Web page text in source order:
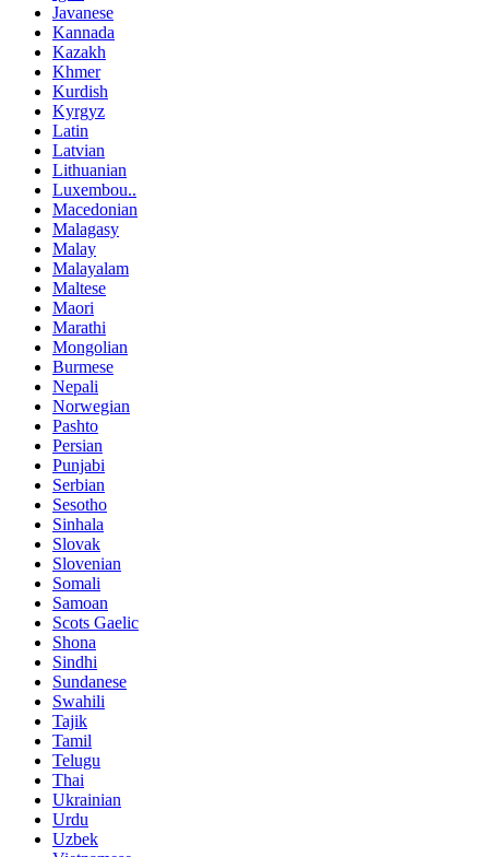
Javanese
Kannada
Kazakh
Khmer
Kurdish
Kyrgyz
Latin
Latvian
Lithuanian
Luxembou..
Macedonian
Malagasy
Malay
Malayalam
Maltese
Maori
Marathi
Mongolian
Burmese
Nepali
Norwegian
Pashto
Persian
Punjabi
Serbian
Sesotho
Sinhala
Slovak
Slovenian
Somali
Samoan
Scots Gaelic
Shona
Sindhi
Sundanese
Swahili
Tajik
Tamil
Telugu
Thai
Ukrainian
Urdu
Uzbek